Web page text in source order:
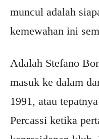
muncul adalah
kemewahan ini
Adalah Stefano
masuk ke dalam
1991, atau
Percassi ketika